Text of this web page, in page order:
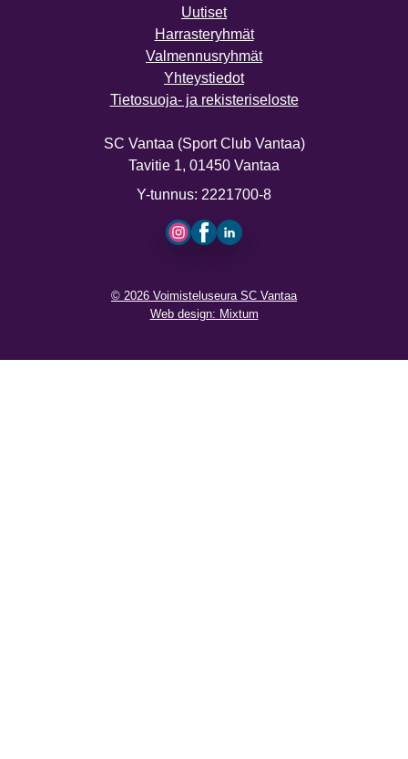
Uutiset
Harrasteryhmät
Valmennusryhmät
Yhteystiedot
Tietosuoja- ja rekisteriseloste
SC Vantaa (Sport Club Vantaa)
Tavitie 1, 01450 Vantaa
Y-tunnus: 2221700-8
Instagram
Facebook
LinkedIn
© 2026 Voimisteluseura SC Vantaa
Web design: Mixtum